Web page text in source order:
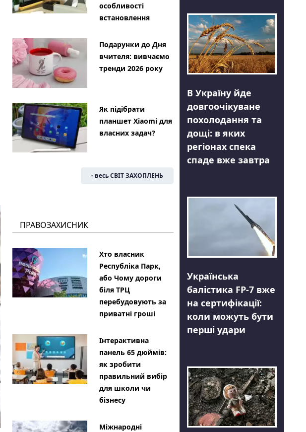
особливості
встановлення
Подарунки до Дня
вчителя: вивчаємо
тренди 2026 року
Як підібрати
планшет Xiaomi для
власних задач?
- весь СВІТ ЗАХОПЛЕНЬ
ПРАВОЗАХИСНИК
Хто власник
Республіка Парк,
або Чому дороги
біля ТРЦ
перебудовують за
приватні гроші
Інтерактивна
панель 65 дюймів:
як зробити
правильний вибір
для школи чи
бізнесу
Міжнародні
В Україну йде
довгоочікуване
похолодання та
дощі: в яких
регіонах спека
спаде вже завтра
Українська
балістика FP-7 вже
на сертифікації:
коли можуть бути
перші удари